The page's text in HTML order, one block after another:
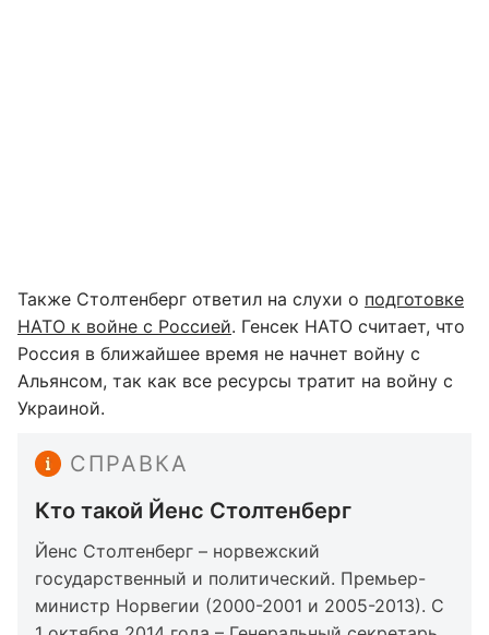
Также Столтенберг ответил на слухи о подготовке
НАТО к войне с Россией. Генсек НАТО считает, что
Россия в ближайшее время не начнет войну с
Альянсом, так как все ресурсы тратит на войну с
Украиной.
СПРАВКА
Кто такой Йенс Столтенберг
Йенс Столтенберг – норвежский
государственный и политический. Премьер-
министр Норвегии (2000-2001 и 2005-2013). С